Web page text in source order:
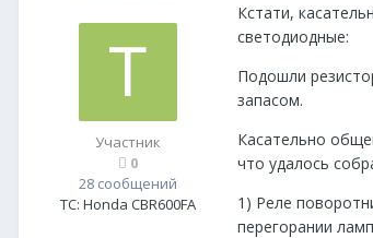
Участник
0
28 сообщений
ТС: Honda CBR600FA
Кстати,
светодиодные:
Подошли
запасом.
Касательно
что удалось
1) Реле
перегорании